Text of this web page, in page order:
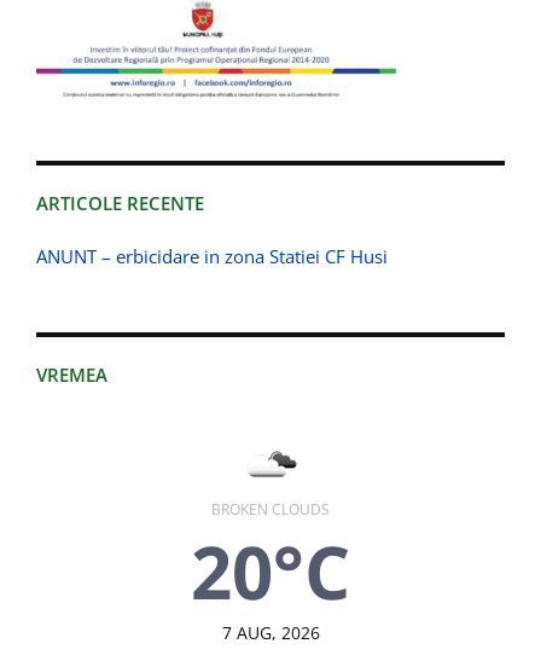
ARTICOLE RECENTE
ANUNT – erbicidare in zona Statiei CF Husi
VREMEA
BROKEN CLOUDS
20°C
7 AUG, 2026